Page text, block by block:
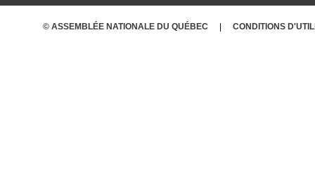
© ASSEMBLÉE NATIONALE DU QUÉBEC CONDITIONS